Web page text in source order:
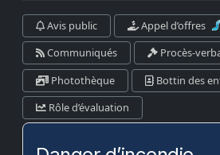
Avis public
Appel d’offres
Communiqués
Procès-
Photothèque
Bottin des
Rôle d’évaluation